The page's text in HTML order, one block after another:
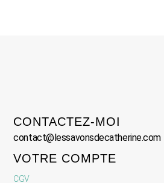
CONTACTEZ-MOI
contact@lessavonsdecatherine.com
VOTRE COMPTE
CGV